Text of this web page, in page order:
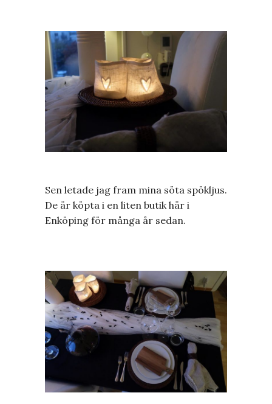
Sen letade jag fram mina söta spökljus.
De är köpta i en liten butik här i
Enköping för många år sedan.